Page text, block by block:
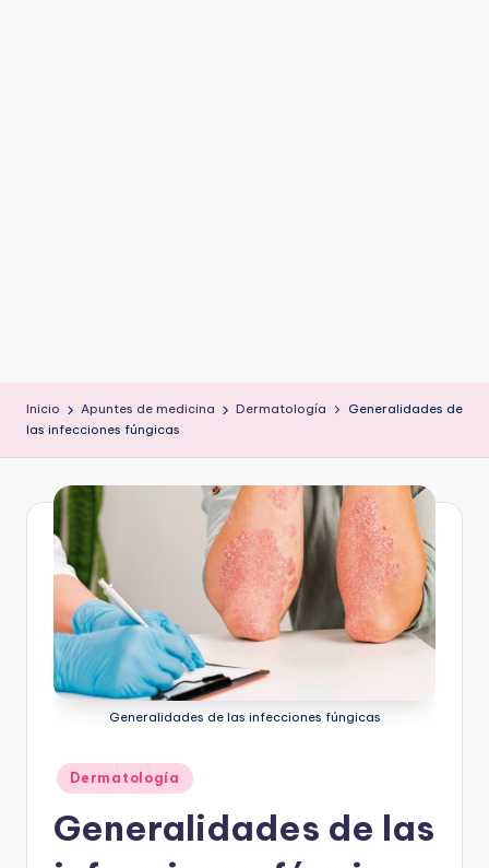
Inicio Apuntes de medicina Dermatología
Generalidades de
las infecciones fúngicas
Generalidades de las infecciones fúngicas
Publicado
en
Dermatología
Generalidades de las